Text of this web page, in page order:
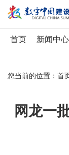
首页 新闻中心
您当前的位置： 首
网龙一